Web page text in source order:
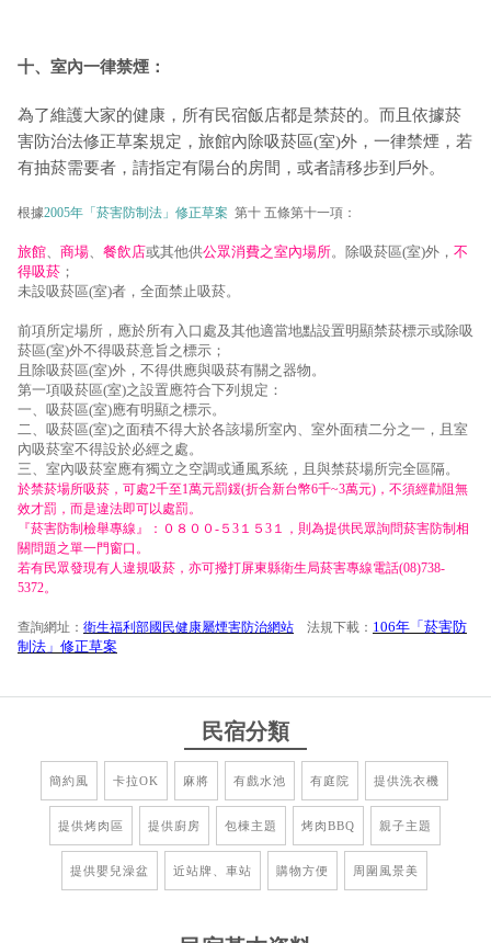
十、室內一律禁煙：
為了維護大家的健康，所有民宿飯店都是禁菸的。而且依據菸
害防治法修正草案規定，旅館內除吸菸區(室)外，一律禁煙，若
有抽菸需要者，請指定有陽台的房間，或者請移步到戶外。
根據2005年「菸害防制法」修正草案 第十 五條第十一項：
旅館、 商場、 餐飲店或其他供公眾消費之室內場所。除吸菸區(室)外， 不
得吸菸 ；
未設吸菸區(室)者，全面禁止吸菸。
前項所定場所，應於所有入口處及其他適當地點設置明顯禁菸標示或除吸
菸區(室)外不得吸菸意旨之標示；
且除吸菸區(室)外，不得供應與吸菸有關之器物。
第一項吸菸區(室)之設置應符合下列規定：
一、吸菸區(室)應有明顯之標示。
二、吸菸區(室)之面積不得大於各該場所室內、室外面積二分之一，且室
內吸菸室不得設於必經之處。
三、室內吸菸室應有獨立之空調或通風系統，且與禁菸場所完全區隔。
於禁菸場所吸菸，可處2千至1萬元罰鍰(折合新台幣6千~3萬元)，不須經勸阻無
效才罰，而是違法即可以處罰。
『菸害防制檢舉專線』：０８００-５3１５3１，則為提供民眾詢問菸害防制相
關問題之單一門窗口。
若有民眾發現有人違規吸菸，亦可撥打屏東縣衛生局菸害專線電話(08)738-
5372。
查詢網址： 衛生福利部國民健康屬煙害防治網站 法規下載： 106年「菸害防
制法」修正草案
民宿分類
簡約風 卡拉OK 麻將 有戲水池 有庭院 提供洗衣機
提供烤肉區 提供廚房 包棟主題 烤肉BBQ 親子主題
提供嬰兒澡盆 近站牌、車站 購物方便 周圍風景美